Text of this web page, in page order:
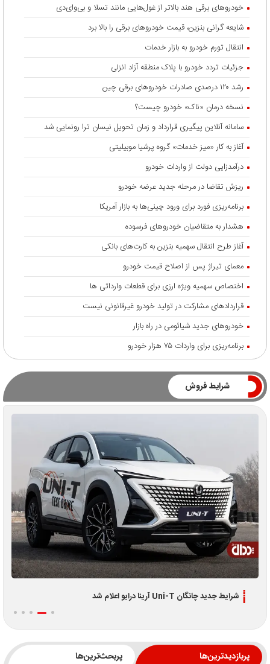
خودروهای برقی هند بالاتر از غول‌هایی مانند تسلا و بی‌وای‌دی
شایعه گرانی بنزین، قیمت خودروهای برقی را بالا برد
انتقال تورم خودرو به بازار خدمات
جزئیات تردد خودرو با پلاک منطقه آزاد انزلی
رشد ۱۲۰ درصدی صادرات خودروهای برقی چین
نسخه درمان «ناک» خودرو چیست؟
سامانه آنلاین پیگیری قرارداد‌ و زمان تحویل نیسان ترا رونمایی شد
آغاز به کار «میز خدمات» گروه پرشیا موبیلیتی
درآمدزایی دولت از واردات خودرو
ریزش تقاضا در مرحله جدید عرضه خودرو
برنامه‌ریزی فورد برای ورود چینی‌ها به بازار آمریکا
هشدار به متقاضیان خودروهای فرسوده
آغاز طرح انتقال سهمیه بنزین به کارت‌های بانکی
معمای تیراژ پس از اصلاح قیمت خودرو
اختصاص سهمیه ویژه ارزی برای قطعات وارداتی ها
قراردادهای مشارکت در تولید خودرو غیرقانونی نیست
خودروهای جدید شیائومی در راه بازار
برنامه‌ریزی برای واردات ۷۵ هزار خودرو
شرایط فروش
شرایط جدید چانگان Uni-T آرینا درایو اعلام شد
پربازدیدترین‌ها پربحث‌ترین‌ها